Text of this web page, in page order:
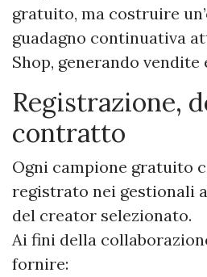
gratuito, ma costruire
guadagno continuativa
Shop, generando vendite
Registrazione,
contratto
Ogni campione gratuito
registrato nei gestionali
del creator selezionato.
Ai fini della
fornire: